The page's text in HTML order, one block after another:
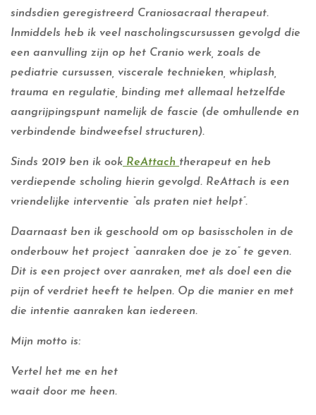
sindsdien geregistreerd Craniosacraal therapeut.
Inmiddels heb ik veel nascholingscursussen gevolgd die
een aanvulling zijn op het Cranio werk, zoals de
pediatrie cursussen, viscerale technieken, whiplash,
trauma en regulatie, binding met allemaal hetzelfde
aangrijpingspunt namelijk de fascie (de omhullende en
verbindende bindweefsel structuren).
Sinds 2019 ben ik ook ReAttach therapeut en heb
verdiepende scholing hierin gevolgd. ReAttach is een
vriendelijke interventie “als praten niet helpt”.
Daarnaast ben ik geschoold om op basisscholen in de
onderbouw het project “aanraken doe je zo” te geven.
Dit is een project over aanraken, met als doel een die
pijn of verdriet heeft te helpen. Op die manier en met
die intentie aanraken kan iedereen.
Mijn motto is:
Vertel het me en het
waait door me heen.